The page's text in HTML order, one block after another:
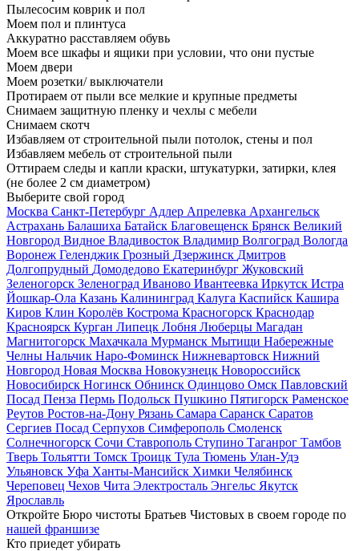
Пылесосим коврик и пол
Моем пол и плинтуса
Аккуратно расставляем обувь
Моем все шкафы и ящики при условии, что они пустые
Моем двери
Моем розетки/ выключатели
Протираем от пыли все мелкие и крупные предметы
Снимаем защитную пленку и чехлы с мебели
Снимаем скотч
Избавляем от строительной пыли потолок, стены и пол
Избавляем мебель от строительной пыли
Оттираем следы и капли краски, штукатурки, затирки, клея
(не более 2 см диаметром)
Выберите свой город
Москва Санкт-Петербург Адлер Апрелевка Архангельск
Астрахань Балашиха Батайск Благовещенск Брянск Великий
Новгород Видное Владивосток Владимир Волгоград Вологда
Воронеж Геленджик Грозный Дзержинск Дмитров
Долгопрудный Домодедово Екатеринбург Жуковский
Зеленогорск Зеленоград Иваново Ивантеевка Иркутск Истра
Йошкар-Ола Казань Калининград Калуга Каспийск Кашира
Киров Клин Королёв Кострома Красногорск Краснодар
Красноярск Курган Липецк Лобня Люберцы Магадан
Магнитогорск Махачкала Мурманск Мытищи Набережные
Челны Нальчик Наро-Фоминск Нижневартовск Нижний
Новгород Новая Москва Новокузнецк Новороссийск
Новосибирск Ногинск Обнинск Одинцово Омск Павловский
Посад Пенза Пермь Подольск Пушкино Пятигорск Раменское
Реутов Ростов-на-Дону Рязань Самара Саранск Саратов
Сергиев Посад Серпухов Симферополь Смоленск
Солнечногорск Сочи Ставрополь Ступино Таганрог Тамбов
Тверь Тольятти Томск Троицк Тула Тюмень Улан-Удэ
Ульяновск Уфа Ханты-Мансийск Химки Челябинск
Череповец Чехов Чита Электросталь Энгельс Якутск
Ярославль
Откройте Бюро чистоты Братьев Чистовых в своем городе по
нашей франшизе
Кто приедет убирать